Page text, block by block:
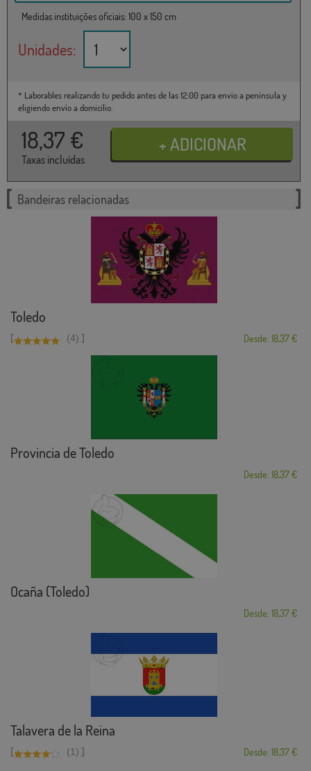
Medidas instituições oficiais: 100 x 150 cm
Unidades:
* Laborables realizando tu pedido antes de las 12:00 para envío a península y
eligiendo envío a domicilio.
18,37 €
Taxas incluídas
Bandeiras relacionadas
Toledo
[ (4) ] Desde: 18,37 €
Provincia de Toledo
Desde: 18,37 €
Ocaña (Toledo)
Desde: 18,37 €
Talavera de la Reina
[ (1) ] Desde: 18,37 €